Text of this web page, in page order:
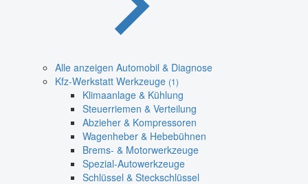
Alle anzeigen Automobil & Diagnose
Kfz-Werkstatt Werkzeuge (1)
Klimaanlage & Kühlung
Steuerriemen & Verteilung
Abzieher & Kompressoren
Wagenheber & Hebebühnen
Brems- & Motorwerkzeuge
Spezial-Autowerkzeuge
Schlüssel & Steckschlüssel